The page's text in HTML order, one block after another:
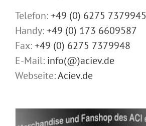
Telefon:+49 (0) 6275 7379945
Handy:+49 (0) 173 6609587
Fax:+49 (0) 6275 7379948
E-Mail: info(@)aciev.de
Webseite:Aciev.de